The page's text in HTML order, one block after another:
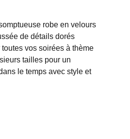
robe en velours
de détails dorés
vos soirées à thème
tailles pour un
le temps avec style et